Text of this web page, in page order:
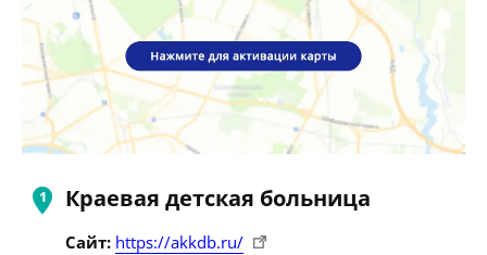
Краевая детская больница
Сайт: https://akkdb.ru/